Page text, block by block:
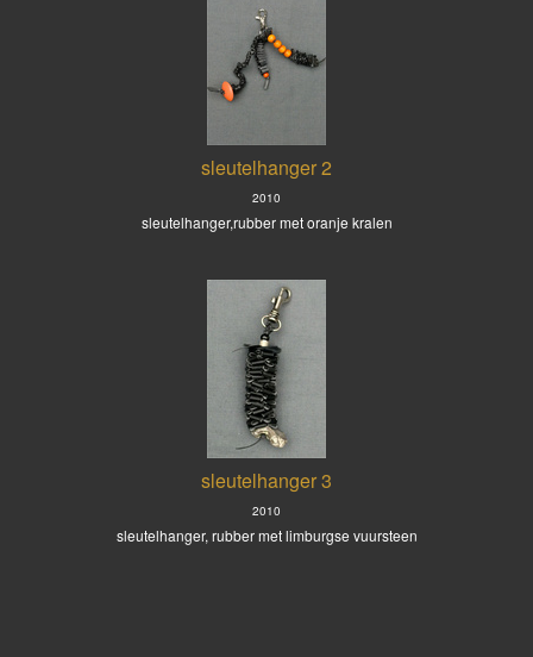
sleutelhanger 2
2010
sleutelhanger,rubber met oranje kralen
sleutelhanger 3
2010
sleutelhanger, rubber met limburgse vuursteen